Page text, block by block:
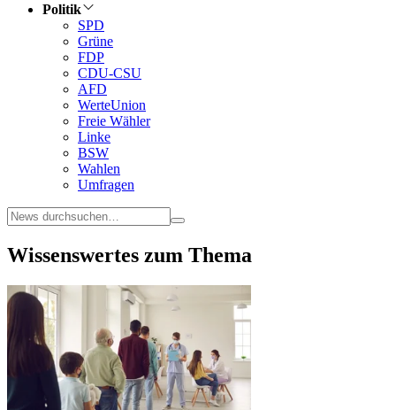
Politik
SPD
Grüne
FDP
CDU-CSU
AFD
WerteUnion
Freie Wähler
Linke
BSW
Wahlen
Umfragen
Wissenswertes zum Thema